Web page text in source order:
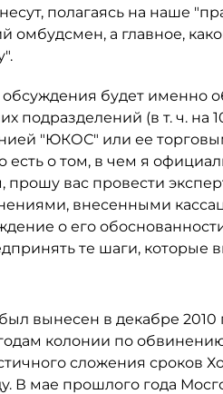
полагаясь на наше
а главное,
обсуждения будет именно
подразделений (в т. ч. на
"ЮКОС" или ее
о том, в чем я
вас провести
внесенными
о его
те шаги, которые
вынесен в декабре 2010
колонии по
сложения сроков
В мае прошлого года